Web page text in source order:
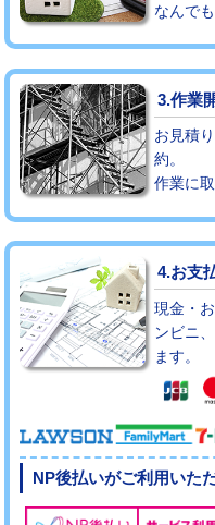
※給水管工事は20mmまで
なんで
3.作業
お見積
約。
作業に
4.お支
現金・
ンビニ
ます。
NP後払いがご利用いた